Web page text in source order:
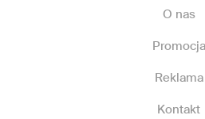
O nas
Promocja
Reklama
Kontakt